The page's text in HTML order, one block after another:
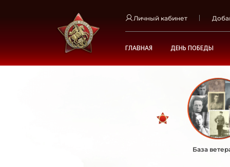
Личный кабинет
ГЛАВНАЯ ДЕНЬ ПОБЕДЫ
База